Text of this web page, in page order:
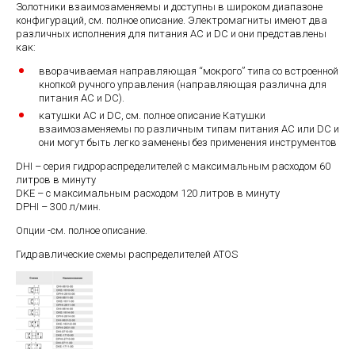
Золотники взаимозаменяемы и доступны в широком диапазоне
конфигураций, см. полное описание. Электромагниты имеют два
различных исполнения для питания АС и DC и они представлены
как:
вворачиваемая направляющая “мокрого” типа со встроенной
кнопкой ручного управления (направляющая различна для
питания АС и DC).
катушки АС и DC, см. полное описание Катушки
взаимозаменяемы по различным типам питания АС или DC и
они могут быть легко заменены без применения инструментов
DHI – серия гидрораспределителей с максимальным расходом 60
литров в минуту
DKE – с максимальным расходом 120 литров в минуту
DPHI – 300 л/мин.
Опции -см. полное описание.
Гидравлические схемы распределителей ATOS